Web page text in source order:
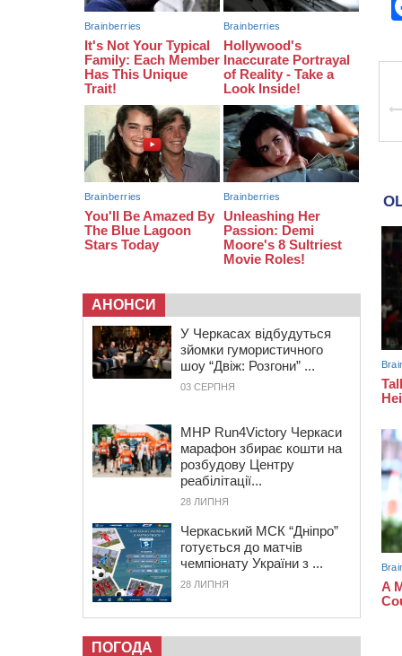
місцевих жителів, які відмовилися
вчиняти підпали на замовлення
росіян
12:23 У Руськополянській громаді
оновили дорожню розмітку на
центральних вулицях (ФОТО)
АНОНСИ
У Черкасах відбудуться
зйомки гумористичного
шоу “Двіж: Розгони” ...
03 СЕРПНЯ
MHP Run4Victory Черкаси
марафон збирає кошти на
розбудову Центру
реабілітації...
28 ЛИПНЯ
Черкаський МСК “Дніпро”
готується до матчів
чемпіонату України з ...
28 ЛИПНЯ
ПОГОДА